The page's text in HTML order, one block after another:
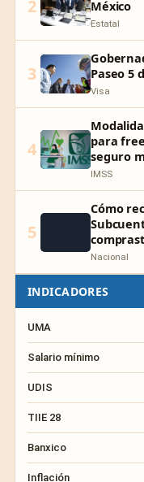
2 México
Estatal
3
Paseo 5
Visa
4
para
seguro
IMSS
5
Cómo
Nacional
INDICADORES
UMA
Salario mínimo
UDIS
TIIE 28
Banxico
Inflación